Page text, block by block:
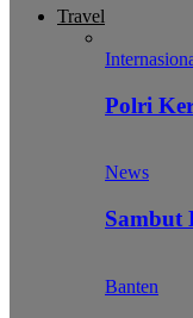
Travel
Polri
News
Sambut
Banten